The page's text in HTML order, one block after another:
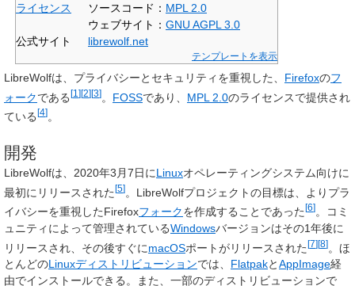
ライセンス
ソースコード： MPL 2.0
ウェブサイト： GNU AGPL 3.0
公式サイト
librewolf .net
テンプレートを表示
LibreWolfは、プライバシーとセキュリティを重視した、 Firefoxのフ
ォークである[1 ][2][3]。 FOSSであり、 MPL 2.0のライセンスで提供され
ている [4] 。
開発
LibreWolfは、2020年3月7日にLinuxオペレーティングシステム向けに
最初にリリースされた[5]
。LibreWolfプロジェクトの目標は、よりプラ
イバシーを重視したFirefoxフォークを作成することであった [6] 。コミ
ュニティによって管理されているWindowsバージョンはその1年後に
リリースされ、その後すぐにmacOSポートがリリースされた[7][8]。ほ
とんどのLinuxディストリビューションでは、 FlatpakとAppImage経
由でインストールできる。また、一部のディストリビューションで